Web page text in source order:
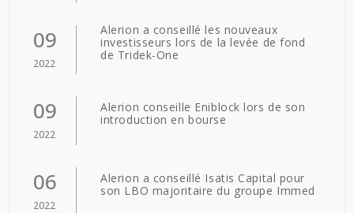
09
2022
Alerion a conseillé les nouveaux
investisseurs lors de la levée de fond
de Tridek-One
09
2022
Alerion conseille Eniblock lors de son
introduction en bourse
06
2022
Alerion a conseillé Isatis Capital pour
son LBO majoritaire du groupe Immed